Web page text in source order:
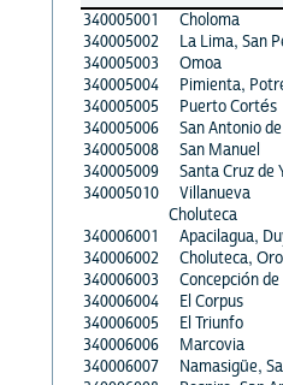
340005001
Choloma
340005002
La Lima, San
340005003
Omoa
340005004
Pimienta,
340005005
Puerto Cortés
340005006
San Antonio
340005008
San Manuel
340005009
Santa Cruz de
340005010
Villanueva
Choluteca
340006001
Apacilagua,
340006002
Choluteca,
340006003
Concepción
340006004
El Corpus
340006005
El Triunfo
340006006
Marcovia
340006007
Namasigüe,